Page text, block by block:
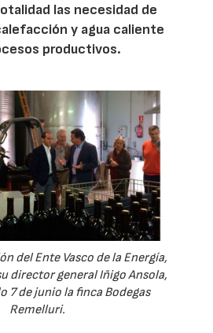
las necesidad de
y agua caliente
productivos.
del Ente Vasco de la Energía,
director general Iñigo Ansola,
7 de junio la finca Bodegas
Remelluri.